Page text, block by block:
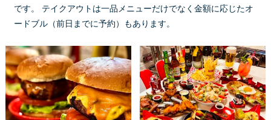
です。 テイクアウトは一品メニューだけでなく金額に応じたオ
ードブル（前日までに予約）もあります。